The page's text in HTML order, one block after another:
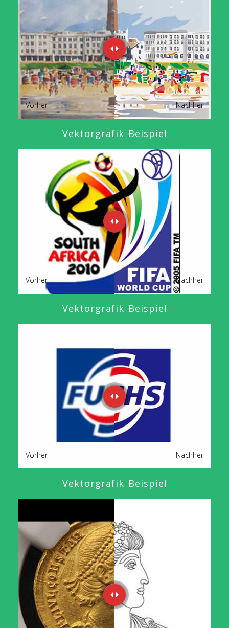
Nachher
Vorher
Vektorgrafik Beispiel
Nachher
Vorher
Vektorgrafik Beispiel
Nachher
Vorher
Vektorgrafik Beispiel